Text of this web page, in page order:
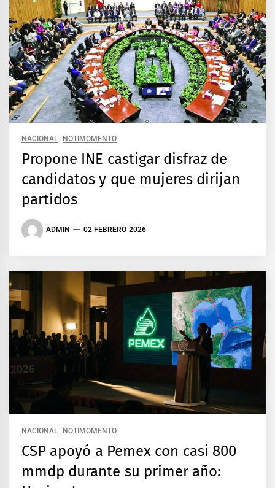
NACIONAL NOTIMOMENTO
Propone INE castigar disfraz de
candidatos y que mujeres dirijan
partidos
ADMIN 02 FEBRERO 2026
NACIONAL NOTIMOMENTO
CSP apoyó a Pemex con casi 800
mmdp durante su primer año: